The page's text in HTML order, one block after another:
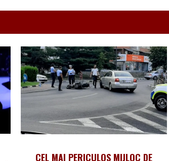
CEL MAI PERICULOS MIJLOC DE